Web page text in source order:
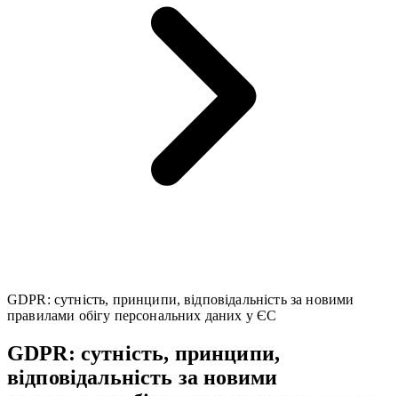
GDPR: сутність, принципи, відповідальність за новими
правилами обігу персональних даних у ЄС
GDPR: сутність, принципи,
відповідальність за новими